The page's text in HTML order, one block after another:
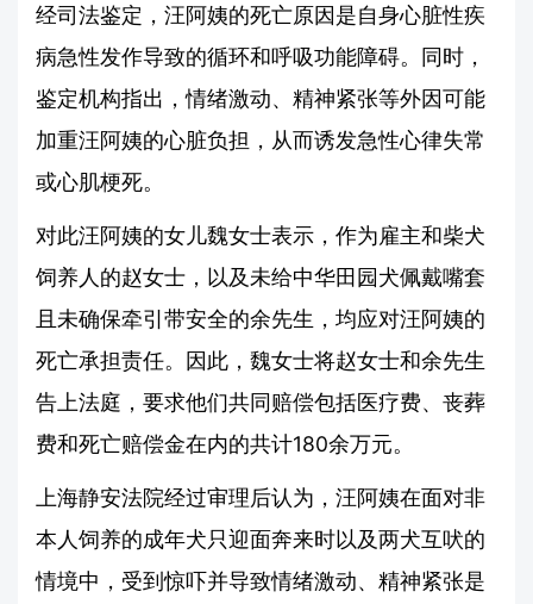
经司法鉴定，汪阿姨的死亡原因是自身心脏性疾
病急性发作导致的循环和呼吸功能障碍。同时，
鉴定机构指出，情绪激动、精神紧张等外因可能
加重汪阿姨的心脏负担，从而诱发急性心律失常
或心肌梗死。
对此汪阿姨的女儿魏女士表示，作为雇主和柴犬
饲养人的赵女士，以及未给中华田园犬佩戴嘴套
且未确保牵引带安全的余先生，均应对汪阿姨的
死亡承担责任。因此，魏女士将赵女士和余先生
告上法庭，要求他们共同赔偿包括医疗费、丧葬
费和死亡赔偿金在内的共计180余万元。
上海静安法院经过审理后认为，汪阿姨在面对非
本人饲养的成年犬只迎面奔来时以及两犬互吠的
情境中，受到惊吓并导致情绪激动、精神紧张是